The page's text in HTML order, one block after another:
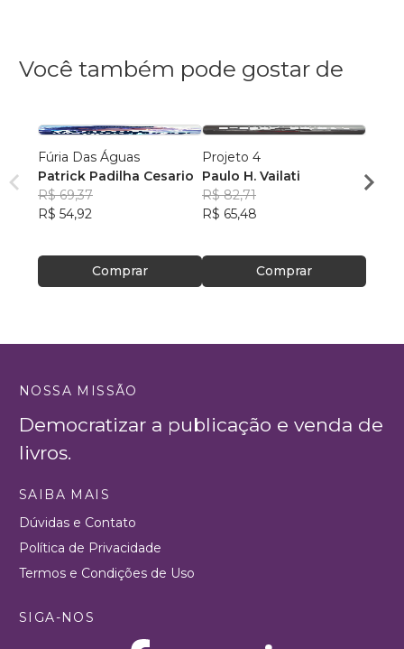
Você também pode gostar de
Fúria Das Águas
Patrick Padilha Cesario
R$ 69,37
R$ 54,92
Comprar
Projeto 4
Paulo H. Vailati
R$ 82,71
R$ 65,48
Comprar
e
R$
NOSSA MISSÃO
Democratizar a publicação e venda de
livros.
SAIBA MAIS
Dúvidas e Contato
Política de Privacidade
Termos e Condições de Uso
SIGA-NOS